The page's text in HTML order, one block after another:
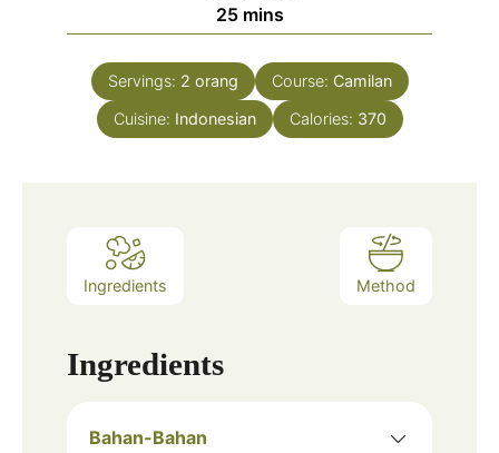
25minutes
mins
Servings: 2 orang Course: Camilan
Cuisine: Indonesian Calories: 370
Ingredients Method
Ingredients
Bahan-Bahan